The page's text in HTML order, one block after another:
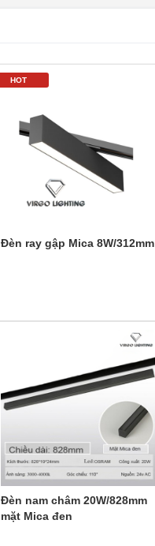
Đèn ray gập Mica 8W/312mm
HOT
Đèn nam châm 20W/828mm
mặt Mica đen